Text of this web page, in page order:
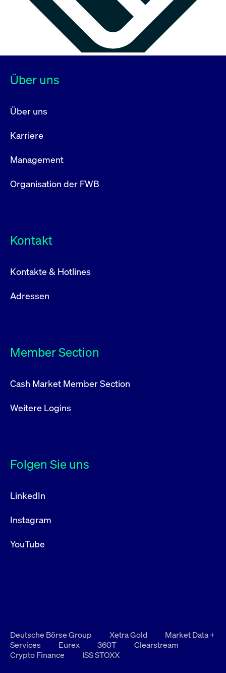
Über uns
Über uns
Karriere
Management
Organisation der FWB
Kontakt
Kontakte & Hotlines
Adressen
Member Section
Cash Market Member Section
Weitere Logins
Folgen Sie uns
LinkedIn
Instagram
YouTube
Deutsche Börse Group Xetra Gold
Market Data +
Services
Eurex 360T
Clearstream
Crypto Finance
ISS STOXX